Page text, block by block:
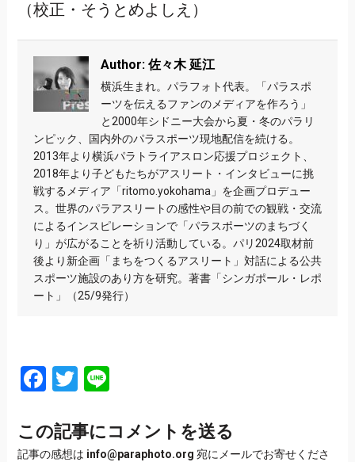
（校正・そうとめよしえ）
Author: 佐々木 延江
横浜生まれ。パラフォト代表。「パラスポ
ーツを伝えるファンのメディアを作ろう」
と2000年シドニー大会から夏・冬のパラリ
ンピック、国内外のパラスポーツ現地配信を続ける。
2013年より横浜パラトライアスロン応援プロジェクト、
2018年より子どもたちがアスリート・インタビューに挑
戦するメディア「ritomo.yokohama」を企画プロデュー
ス。世界のパラアスリートの感性や目の前での観戦・交流
によるインスピレーションで「パラスポーツのまちづく
り」が広がることを祈り活動している。パリ2024取材前
後より新企画「まちをつくるアスリート」対話による公共
スポーツ施設のあり方を研究。著書「シンガポール・レポ
ート」（25/9発行）
Facebook
Twitter
Line
この記事にコメントを送る
記事の感想は info@paraphoto.org 宛にメールでお寄せくださ